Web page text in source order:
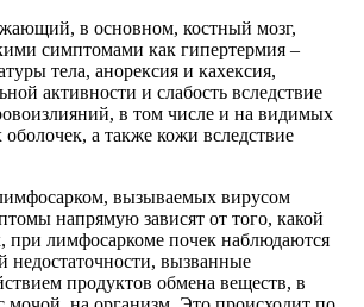
в основном, костный мозг,
симптомами как гипертермия –
тела, анорексия и кахексия,
активности и слабость вследствие
в том числе и на видимых
оболочек, а также кожи вследствие
вызываемых вирусом
напрямую зависят от того, какой
при лимфосаркоме почек наблюдаются
вызванные
продуктов обмена веществ, в